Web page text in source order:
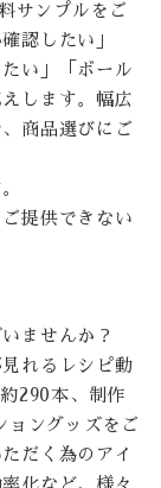
サンプルをご
認したい」
い」「ボール
します。幅広
商品選びにご
提供できない
ませんか？
れるレシピ動
290本、制作
ョングッズをご
だく為のアイ
化など、様々